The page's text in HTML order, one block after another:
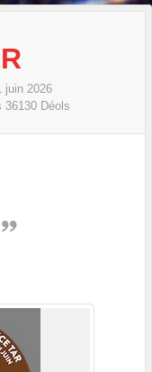
juin 2026
36130 Déols